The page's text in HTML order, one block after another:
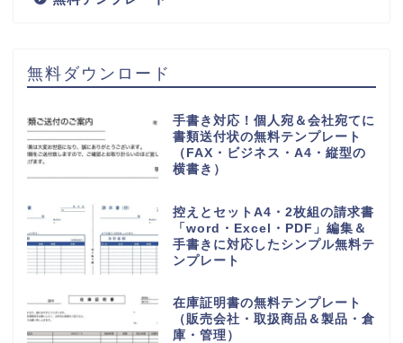
無料ダウンロード
手書き対応！個人宛＆会社宛てに
書類送付状の無料テンプレート
（FAX・ビジネス・A4・縦型の
横書き）
控えとセットA4・2枚組の請求書
「word・Excel・PDF」編集＆
手書きに対応したシンプル無料テ
ンプレート
在庫証明書の無料テンプレート
（販売会社・取扱商品＆製品・倉
庫・管理）